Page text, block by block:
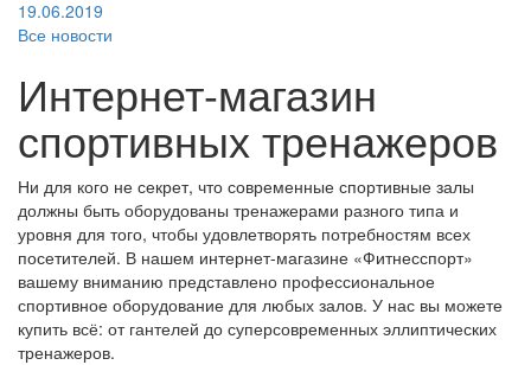
Що таке степ-платформа?
величезну популярність завоювали заняття аеробі...
19.06.2019
Интернет-магазин
спортивных тренажеров
Ни для кого не секрет, что современные спортивные залы
должны быть оборудованы тренажерами разного типа и
уровня для того, чтобы удовлетворять потребностям всех
посетителей. В нашем интернет-магазине «Фитнесспорт»